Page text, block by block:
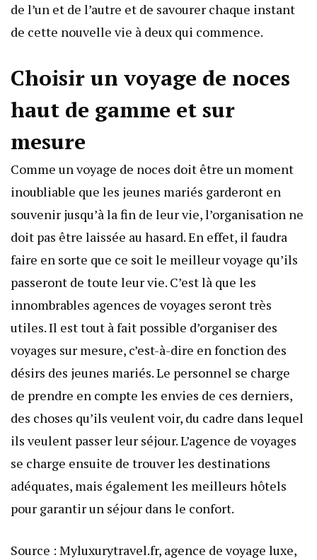
de l’un et de l’autre et de savourer chaque instant
de cette nouvelle vie à deux qui commence.
Choisir un voyage de noces
haut de gamme et sur
mesure
Comme un voyage de noces doit être un moment
inoubliable que les jeunes mariés garderont en
souvenir jusqu’à la fin de leur vie, l’organisation ne
doit pas être laissée au hasard. En effet, il faudra
faire en sorte que ce soit le meilleur voyage qu’ils
passeront de toute leur vie. C’est là que les
innombrables agences de voyages seront très
utiles. Il est tout à fait possible d’organiser des
voyages sur mesure, c’est-à-dire en fonction des
désirs des jeunes mariés. Le personnel se charge
de prendre en compte les envies de ces derniers,
des choses qu’ils veulent voir, du cadre dans lequel
ils veulent passer leur séjour. L’agence de voyages
se charge ensuite de trouver les destinations
adéquates, mais également les meilleurs hôtels
pour garantir un séjour dans le confort.
Source : Myluxurytravel.fr, agence de voyage luxe,